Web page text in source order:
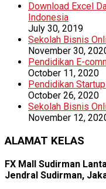
Download Excel
Indonesia
July 30, 2019
Sekolah Bisnis
November 30,
Pendidikan E-
October 11, 2020
Pendidikan
October 26, 2020
Sekolah Bisnis
November 12,
ALAMAT KELAS
FX Mall Sudirman
Jendral Sudirman,